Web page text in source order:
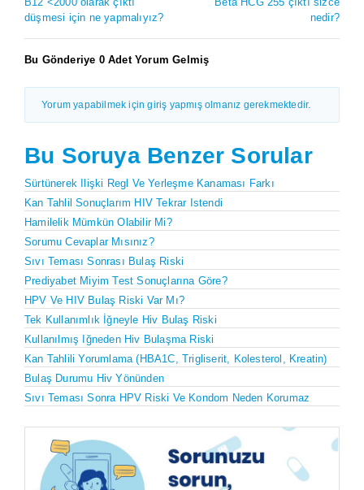
düşmesi için ne yapmalıyız?
nedir?
Bu Gönderiye 0 Adet Yorum Gelmiş
Yorum yapabilmek için giriş yapmış olmanız gerekmektedir.
Bu Soruya Benzer Sorular
Sürtünerek Ilişki Regl Ve Yerleşme Kanaması Farkı
Kan Tahlil Sonuçlarım HIV Tekrar Istendi
Hamilelik Mümkün Olabilir Mi?
Sorumu Cevaplar Mısınız?
Sıvı Teması Sonrası Bulaş Riski
Prediyabet Miyim Test Sonuçlarına Göre?
HPV Ve HIV Bulaş Riski Var Mı?
Tek Kullanımlık İğneyle Hiv Bulaş Riski
Kullanılmış Iğneden Hiv Bulaşma Riski
Kan Tahlili Yorumlama (HBA1C, Trigliserit, Kolesterol, Kreatin)
Bulaş Durumu Hiv Yönünden
Sıvı Teması Sonra HPV Riski Ve Kondom Neden Korumaz